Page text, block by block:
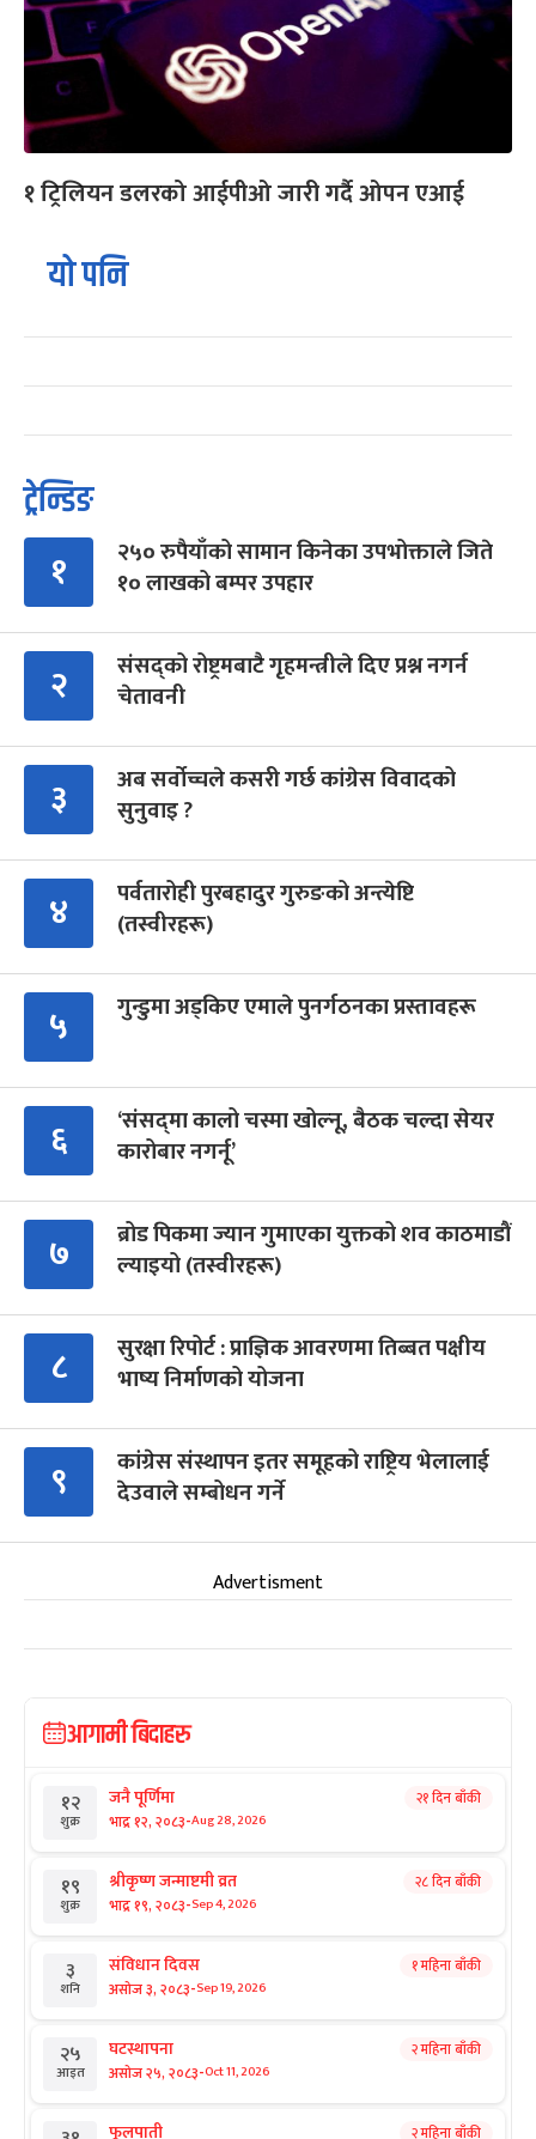
१ ट्रिलियन डलरको आईपीओ जारी गर्दै ओपन एआई
यो पनि
ट्रेन्डिङ
१
२५० रुपैयाँको सामान किनेका उपभोक्ताले जिते
१० लाखको बम्पर उपहार
२
संसद्को रोष्ट्रमबाटै गृहमन्त्रीले दिए प्रश्न नगर्न
चेतावनी
३
अब सर्वोच्चले कसरी गर्छ कांग्रेस विवादको
सुनुवाइ ?
४
पर्वतारोही पुरबहादुर गुरुङको अन्त्येष्टि
(तस्वीरहरू)
५ गुन्डुमा अड्किए एमाले पुनर्गठनका प्रस्तावहरू
६
‘संसद्‍मा कालो चस्मा खोल्नू, बैठक चल्दा सेयर
कारोबार नगर्नू’
७
ब्रोड पिकमा ज्यान गुमाएका युक्तको शव काठमाडौं
ल्याइयो (तस्वीरहरू)
८
सुरक्षा रिपोर्ट : प्राज्ञिक आवरणमा तिब्बत पक्षीय
भाष्य निर्माणको योजना
९
कांग्रेस संस्थापन इतर समूहको राष्ट्रिय भेलालाई
देउवाले सम्बोधन गर्ने
Advertisment
आगामी बिदाहरु
१२
शुक्र
जनै पूर्णिमा
भाद्र १२, २०८३-Aug 28, 2026
२१ दिन बाँकी
१९
शुक्र
श्रीकृष्ण जन्माष्टमी व्रत
भाद्र १९, २०८३-Sep 4, 2026
२८ दिन बाँकी
३
शनि
संविधान दिवस
असोज ३, २०८३-Sep 19, 2026
१ महिना बाँकी
२५
आइत
घटस्थापना
असोज २५, २०८३-Oct 11, 2026
२ महिना बाँकी
फूलपाती २ महिना बाँकी